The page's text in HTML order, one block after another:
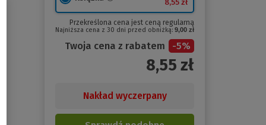
8,55 zł
Przekreślona cena jest ceną regularną
Najniższa cena z 30 dni przed obniżką: 9,00 zł
Twoja cena z rabatem -5%
8,55 zł
Nakład wyczerpany